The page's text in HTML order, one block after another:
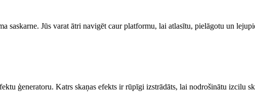
Jūs varat ātri navigēt caur platformu, lai atlasītu, pielāgotu un
ģeneratoru. Katrs skaņas efekts ir rūpīgi izstrādāts, lai nodrošinātu izcilu